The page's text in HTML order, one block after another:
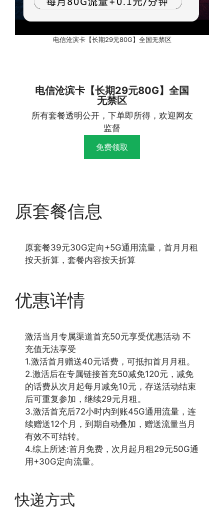
电信沧滨卡【长期29元80G】全国无禁区
电信沧滨卡【长期29元80G】全国
无禁区
所有套餐透明公开，下单即所得，欢迎网友
监督
免费领取
原套餐信息
原套餐39元30G定向+5G通用流量，首月月租
按天折算，套餐内容按天折算
优惠详情
激活当月专属渠道首充50元享受优惠活动 不
充值无法享受
1.激活首月赠送40元话费，可抵扣首月月租。
2.激活后在专属链接首充50减免120元，减免
的话费从次月起每月减免10元，存送活动结束
后可重复参加，继续29元月租。
3.激活首充后72小时内到账45G通用流量，连
续赠送12个月，到期自动叠加，赠送流量当月
有效不可结转。
4.综上所述:首月免费，次月起月租29元50G通
用+30G定向流量。
快递方式